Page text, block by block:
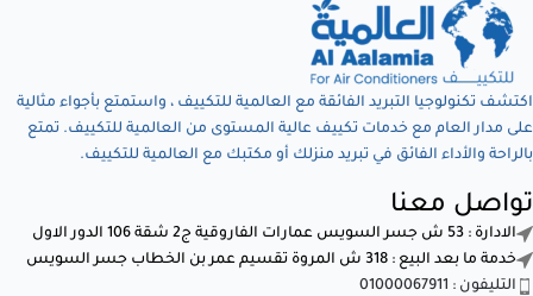
اكتشف تكنولوجيا التبريد الفائقة مع العالمية للتكييف ، واستمتع بأجواء مثالية
على مدار العام مع خدمات تكييف عالية المستوى من العالمية للتكييف. تمتع
بالراحة والأداء الفائق في تبريد منزلك أو مكتبك مع العالمية للتكييف.
تواصل معنا
الادارة : 53 ش جسر السويس عمارات الفاروقية ج2 شقة 106 الدور الاول
خدمة ما بعد البيع : 318 ش المروة تقسيم عمر بن الخطاب جسر السويس
التليفون : 01000067911